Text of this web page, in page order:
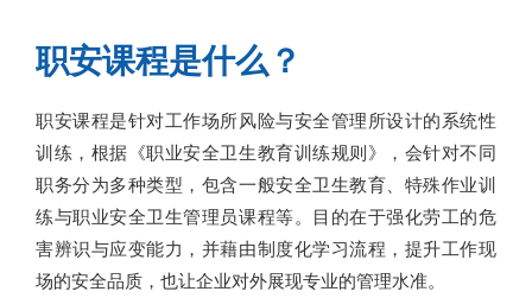
职安课程是什么？
职安课程是针对工作场所风险与安全管理所设计的系统性
训练，根据《职业安全卫生教育训练规则》，会针对不同
职务分为多种类型，包含一般安全卫生教育、特殊作业训
练与职业安全卫生管理员课程等。目的在于强化劳工的危
害辨识与应变能力，并藉由制度化学习流程，提升工作现
场的安全品质，也让企业对外展现专业的管理水准。